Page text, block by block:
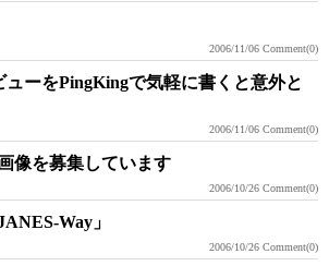
2006/11/06 Comment(0)
ューをPingKingで気軽に書くと意外と
2006/11/06 Comment(0)
像を募集しています
2006/10/26 Comment(0)
Way」
2006/10/26 Comment(0)